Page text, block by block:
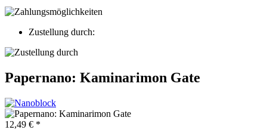
Zustellung durch:
Papernano: Kaminarimon Gate
12,49 € *